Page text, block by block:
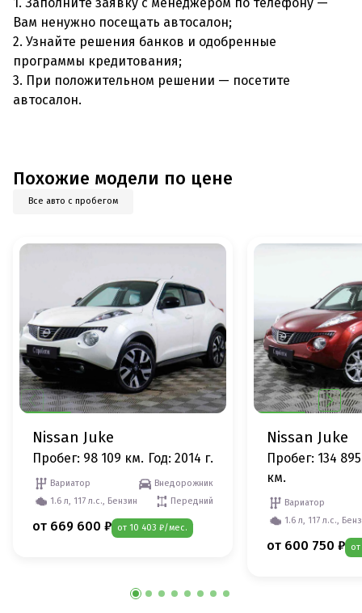
Вам ненужно посещать автосалон;
2. Узнайте решения банков и одобренные
программы кредитования;
3. При положительном решении — посетите
автосалон.
Похожие модели по цене
Все авто с пробегом
Nissan Juke
Пробег: 98 109 км. Год: 2014 г.
Вариатор
Внедорожник
1.6 л, 117 л.с., Бензин
Передний
от 669 600 ₽ от 10 403 ₽/мес.
Nissan Juke
Пробег: 134 895
км.
Вариатор
1.6 л, 117 л.с.,
от 600 750 ₽